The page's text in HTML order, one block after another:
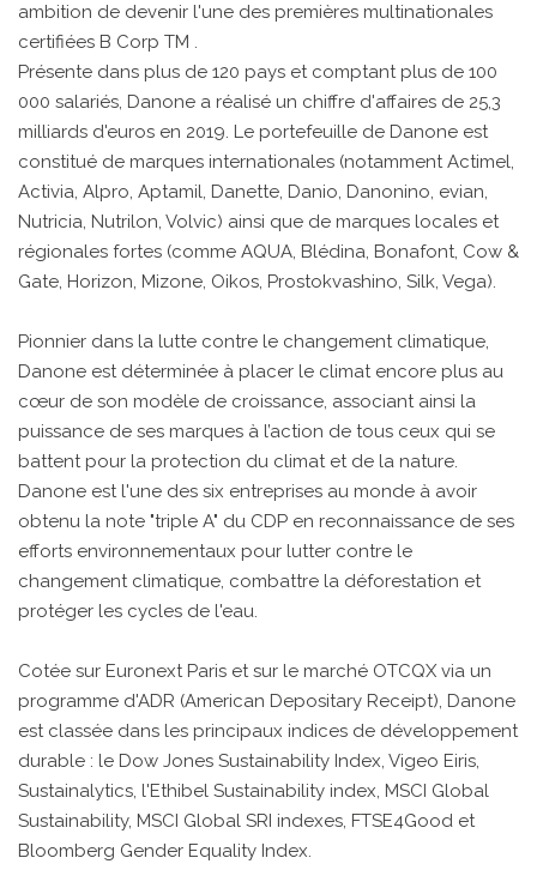
ambition de devenir l'une des premières multinationales
certifiées B Corp TM .
Présente dans plus de 120 pays et comptant plus de 100
000 salariés, Danone a réalisé un chiffre d'affaires de 25,3
milliards d'euros en 2019. Le portefeuille de Danone est
constitué de marques internationales (notamment Actimel,
Activia, Alpro, Aptamil, Danette, Danio, Danonino, evian,
Nutricia, Nutrilon, Volvic) ainsi que de marques locales et
régionales fortes (comme AQUA, Blédina, Bonafont, Cow &
Gate, Horizon, Mizone, Oikos, Prostokvashino, Silk, Vega).
Pionnier dans la lutte contre le changement climatique,
Danone est déterminée à placer le climat encore plus au
cœur de son modèle de croissance, associant ainsi la
puissance de ses marques à l’action de tous ceux qui se
battent pour la protection du climat et de la nature.
Danone est l'une des six entreprises au monde à avoir
obtenu la note "triple A" du CDP en reconnaissance de ses
efforts environnementaux pour lutter contre le
changement climatique, combattre la déforestation et
protéger les cycles de l'eau.
Cotée sur Euronext Paris et sur le marché OTCQX via un
programme d'ADR (American Depositary Receipt), Danone
est classée dans les principaux indices de développement
durable : le Dow Jones Sustainability Index, Vigeo Eiris,
Sustainalytics, l'Ethibel Sustainability index, MSCI Global
Sustainability, MSCI Global SRI indexes, FTSE4Good et
Bloomberg Gender Equality Index.